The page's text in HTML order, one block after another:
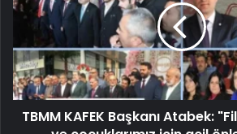
TBMM KAFEK Başkanı Atabek: